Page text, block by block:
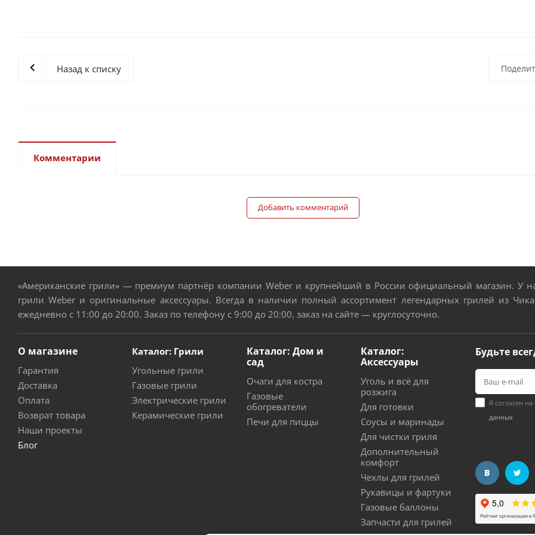
Назад к списку
Комментарии
Добавить комментарий
«Американские грили» — премиум партнёр компании Weber и крупнейший в России официальный магазин. У
грили Weber и оригинальные аксессуары. Всегда в наличии полный ассортимент легендарных грилей из
ежедневно с 11:00 до 20:00. Заказ по телефону с 9:00 до 20:00, заказ на сайте — круглосуточно.
О магазине
Гарантия
Доставка
Оплата
Возврат товара
Наши проекты
Блог
Каталог: Грили
Угольные грили
Газовые грили
Электрические грили
Керамические грили
Каталог: Дом и
сад
Очаги для костра
Газовые
обогреватели
Печи для пиццы
Каталог:
Аксессуары
Уголь и всё для
розжига
Для готовки
Соусы и маринады
Для чистки гриля
Дополнительный
комфорт
Чехлы для грилей
Рукавицы и фартуки
Газовые баллоны
Запчасти для грилей
Будьте
Я согласен на
данных